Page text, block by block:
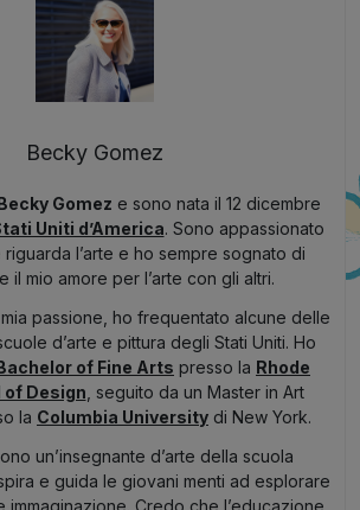
Becky Gomez
Gomez e sono nata il 12 dicembre
Uniti d’America. Sono appassionato
l’arte e ho sempre sognato di
il mio amore per l’arte con gli altri.
passione, ho frequentato alcune delle
d’arte e pittura degli Stati Uniti. Ho
of Fine Arts presso la Rhode
of Design , seguito da un Master in Art
la Columbia University di New York.
un’insegnante d’arte della scuola
e guida le giovani menti ad esplorare